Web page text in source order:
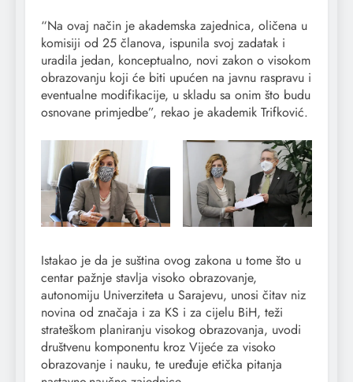
“Na ovaj način je akademska zajednica, oličena u
komisiji od 25 članova, ispunila svoj zadatak i
uradila jedan, konceptualno, novi zakon o visokom
obrazovanju koji će biti upućen na javnu raspravu i
eventualne modifikacije, u skladu sa onim što budu
osnovane primjedbe”, rekao je akademik Trifković.
Istakao je da je suština ovog zakona u tome što u
centar pažnje stavlja visoko obrazovanje,
autonomiju Univerziteta u Sarajevu, unosi čitav niz
novina od značaja i za KS i za cijelu BiH, teži
strateškom planiranju visokog obrazovanja, uvodi
društvenu komponentu kroz Vijeće za visoko
obrazovanje i nauku, te uređuje etička pitanja